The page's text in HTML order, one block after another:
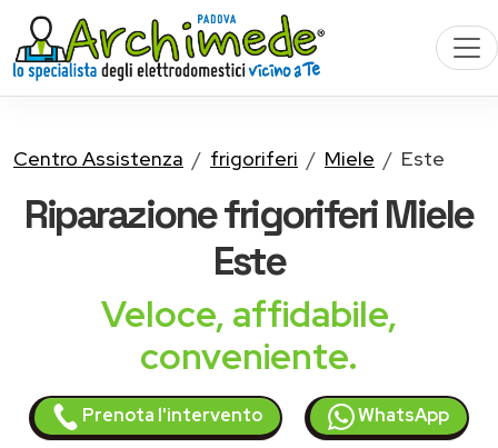
Centro Assistenza frigoriferi Miele Este
Riparazionefrigoriferi Miele
Este
Veloce, affidabile,
conveniente.
Prenota l'intervento WhatsApp